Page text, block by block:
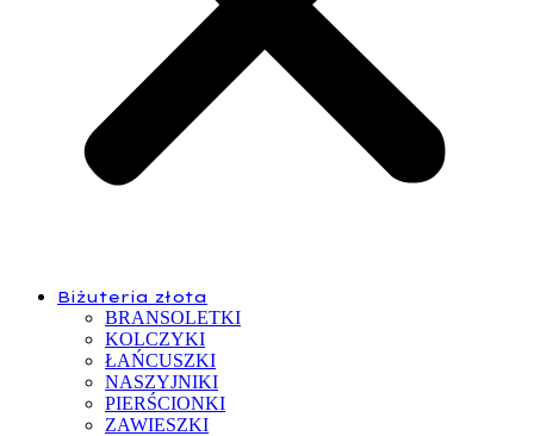
Biżuteria złota
BRANSOLETKI
KOLCZYKI
ŁAŃCUSZKI
NASZYJNIKI
PIERŚCIONKI
ZAWIESZKI